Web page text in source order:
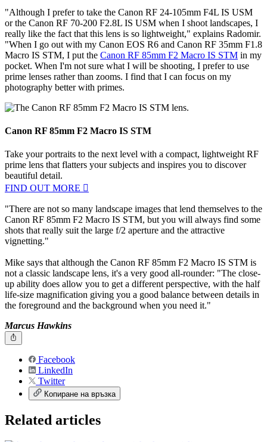
6. Best mirrorless system lens for moody
long-lens landscapes: Canon RF 85mm F2
Macro IS STM
"Although I prefer to take the Canon RF 24-105mm F4L IS USM
or the Canon RF 70-200 F2.8L IS USM when I shoot landscapes, I
really like the fact that this lens is so lightweight," explains Radomir.
Macro IS STM, I put theCanon RF 85mm F2 Macro IS STM
prime lenses rather than zooms. I find that I can focus on my
Canon RF 85mm F2 Macro IS STM
Take your portraits to the next level with a compact, lightweight RF
prime lens that flatters your subjects and inspires you to discover
beautiful detail.
FIND OUT MORE
"There are not so many landscape images that lend themselves to the
Canon RF 85mm F2 Macro IS STM, but you will always find some
shots that really suit the large f/2 aperture and the attractive
vignetting."
not a classic landscape lens, it's a very good all-rounder: "The close-
up ability does allow you to get a different perspective, with the half
the foreground and the background when you need it."
Marcus Hawkins
Facebook
LinkedIn